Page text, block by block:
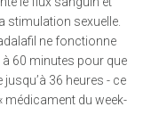
stimulation sexuelle.
ne fonctionne
60 minutes pour que
36 heures - ce
médicament du week-